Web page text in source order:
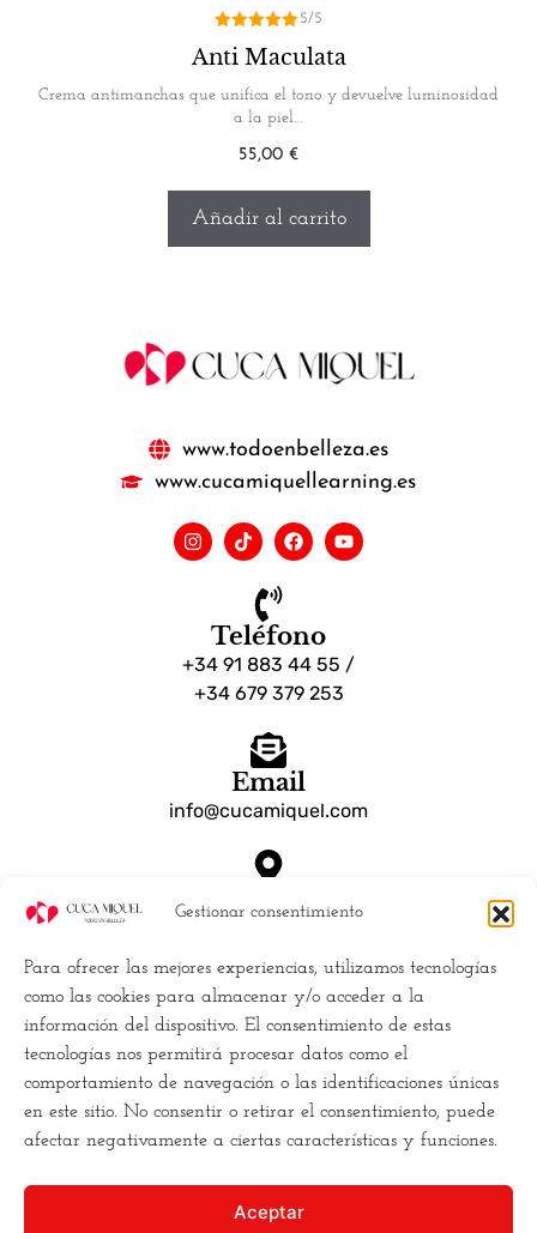
Gestionar consentimiento
Para ofrecer las mejores experiencias, utilizamos tecnologías
como las cookies para almacenar y/o acceder a la
información del dispositivo. El consentimiento de estas
tecnologías nos permitirá procesar datos como el
comportamiento de navegación o las identificaciones únicas
en este sitio. No consentir o retirar el consentimiento, puede
afectar negativamente a ciertas características y funciones.
Aceptar
de 5
5/5
Anti Maculata
Crema antimanchas que unifica el tono y devuelve luminosidad
a la piel…
55,00 €
Añadir al carrito
www.todoenbelleza.es
www.cucamiquellearning.es
Teléfono
+34 91 883 44 55 /
+34 679 379 253
Email
info@cucamiquel.com
Dónde estamos
Calle Luchana, 25 28010 Madrid España
Empresa
Políticas de Cookies (UE)
Política de privacidad
Términos y Condiciones
Conviertete en distribuidor
excelencia